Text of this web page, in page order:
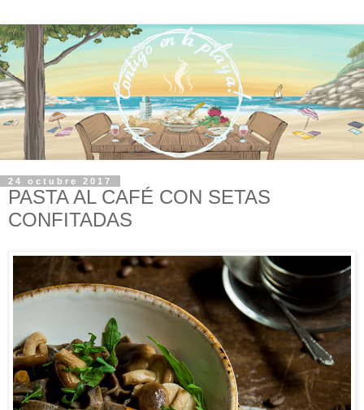
24 octubre 2017
PASTA AL CAFÉ CON SETAS
CONFITADAS